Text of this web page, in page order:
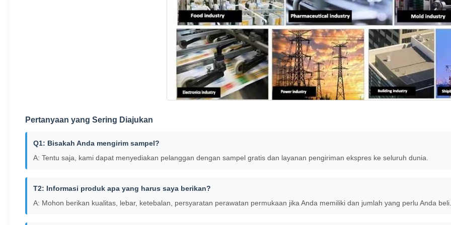
Pertanyaan yang Sering Diajukan
Q1: Bisakah Anda mengirim sampel?
A: Tentu saja, kami dapat menyediakan pelanggan dengan sampel gratis dan layanan pengiriman ekspres ke seluruh dunia.
T2: Informasi produk apa yang harus saya berikan?
A: Mohon berikan kualitas, lebar, ketebalan, persyaratan perawatan permukaan jika Anda memiliki dan jumlah yang perlu Anda beli.